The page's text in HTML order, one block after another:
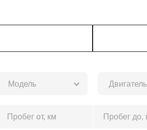
Модель Двигатель